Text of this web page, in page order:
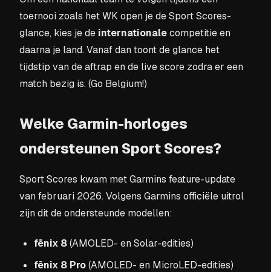
toernooi zoals het WK open je de Sport Scores-
glance, kies je de internationalecompetitie en
daarna je land. Vanaf dan toont de glance het
tijdstip van de aftrap en de live score zodra er een
match bezig is. (Go Belgium!)
Welke Garmin-horloges
ondersteunen Sport Scores?
Sport Scores kwam met Garmins feature-update
van februari 2026. Volgens Garmins officiële uitrol
zijn dit de ondersteunde modellen:
fēnix 8(AMOLED- en Solar-edities)
fēnix 8 Pro(AMOLED- en MicroLED-edities)